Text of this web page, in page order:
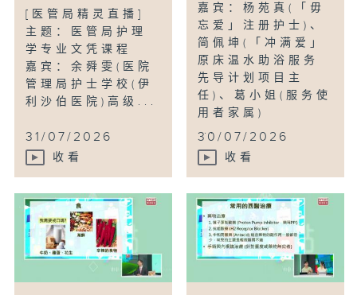
[医管局精灵直播]
主题：医管局护理
学专业文凭课程
嘉宾：余舜雯(医院
管理局护士学校(伊
利沙伯医院)高级...
31/07/2026
收看
嘉宾：杨苑真(「毋
忘爱」注册护士)、
简佩坤(「冲满爱」
原床温水助浴服务
先导计划项目主
任)、葛小姐(服务使
用者家属)
...
30/07/2026
收看